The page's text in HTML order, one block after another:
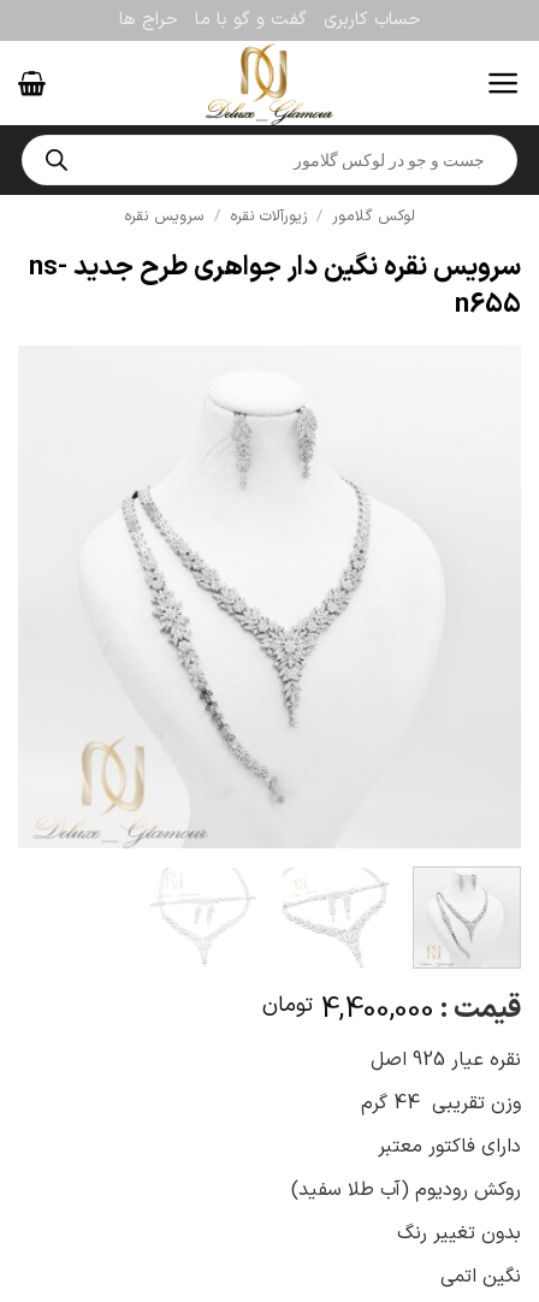
to
content
حساب کاربری گفت و گو با ما حراج ها
Products
search
لوکس گلامور / زیورآلات نقره / سرویس نقره
سرویس نقره نگین دار جواهری طرح جدید ns-
n655
قیمت : 4,400,000 تومان
نقره عیار 925 اصل
وزن تقریبی 44 گرم
دارای فاکتور معتبر
روکش رودیوم (آب طلا سفید)
بدون تغییر رنگ
نگین اتمی